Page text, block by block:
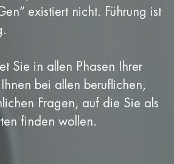
existiert nicht. Führung ist
Sie in allen Phasen Ihrer
bei allen beruflichen,
Fragen, auf die Sie als
finden wollen.